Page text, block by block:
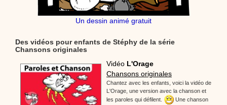
Un dessin animé gratuit
Des vidéos pour enfants de Stéphy de la série
Chansons originales
Vidéo L'Orage
Chansons originales
Chantez avec les enfants, voici la vidéo de
L'Orage, une version avec la chanson et
les paroles qui défilent.
Une chanson